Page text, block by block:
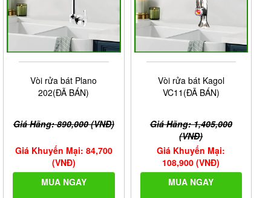
Vòi rửa bát Plano
202(ĐÃ BÁN)
Giá Hãng: 890,000 (VNĐ)
Giá Khuyến Mại: 84,700
(VNĐ)
MUA NGAY
Vòi rửa bát Kagol
VC11(ĐÃ BÁN)
Giá Hãng: 1,405,000
(VNĐ)
Giá Khuyến Mại:
108,900 (VNĐ)
MUA NGAY